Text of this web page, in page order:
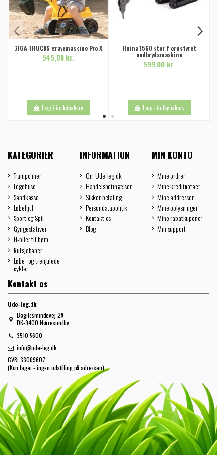
GIGA TRUCKS gravemaskine Pro X
545,00 kr.
Læg i indkøbskurv
Huina 1560 stor fjernstyret
nedbrydsmaskine
599,00 kr.
Læg i indkøbskurv
KATEGORIER
Trampoliner
Legehuse
Sandkasse
Løbehjul
Sport og Spil
Gyngestativer
El-biler til børn
Rutsjebaner
Løbe- og trehjulede
cykler
INFORMATION
Om Ude-leg.dk
Handelsbetingelser
Sikker betaling
Persondatapolitik
Kontakt os
Blog
MIN KONTO
Mine ordrer
Mine kreditnotaer
Mine addresser
Mine oplysninger
Mine rabatkuponer
Min support
Kontakt os
Ude-leg.dk
Bøgildsmindevej 29
DK-9400 Nørresundby
3510 5600
info@ude-leg.dk
CVR: 33009607
(Kun lager - ingen udstilling på adressen)